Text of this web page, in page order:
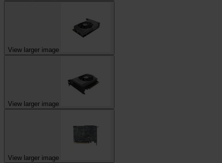
View larger image
View larger image
View larger image